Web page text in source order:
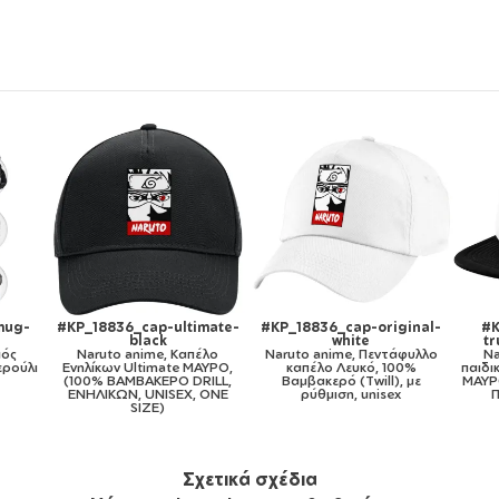
#KP_18836_cap-kid-
trucker-mesh-black
Naruto anime, Καπέλο
παιδικό Soft Trucker με Δίχτυ
ΜΑΥΡΟ/ΛΕΥΚΟ (POLYESTER,
ΠΑΙΔΙΚΟ, ONE SIZE)
#KP_18836_11oz
Naruto anime, Κούπα,
κεραμική, 330ml
Σχετικά σχέδια